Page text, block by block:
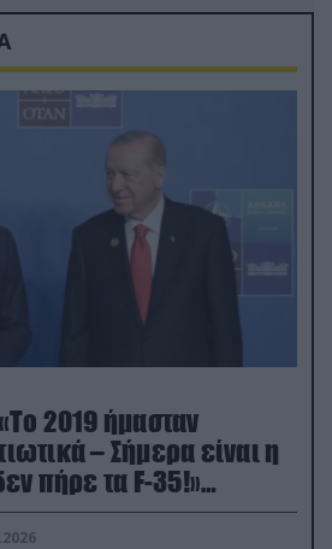
2019 ήμασταν
– Σήμερα είναι η
πήρε τα F-35!»